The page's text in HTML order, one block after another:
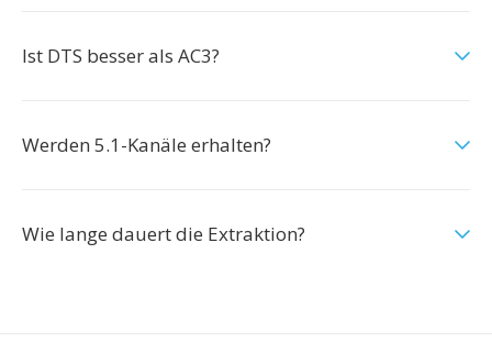
Ist DTS besser als AC3?
Werden 5.1-Kanäle erhalten?
Wie lange dauert die Extraktion?